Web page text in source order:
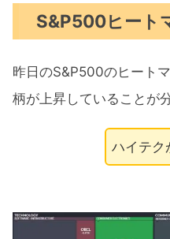
S&P500ヒート
昨日のS&P500のヒート
柄が上昇していることが
ハイテク